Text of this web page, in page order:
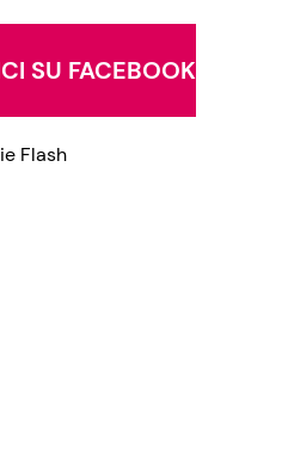
SU FACEBOOK
Flash